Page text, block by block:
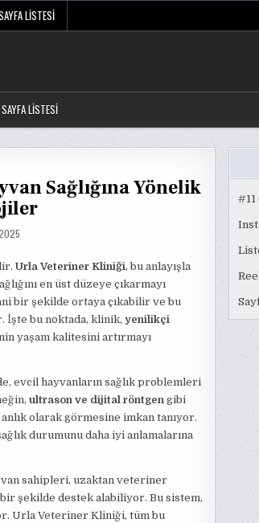
LISTESI
SAYFA LISTESI
Sağlığına Yönelik
Urla Veteriner Kliniği, bu anlayışla
en üst düzeye çıkarmayı
bir şekilde ortaya çıkabilir ve bu
İşte bu noktada, klinik, yenilikçi
yaşam kalitesini artırmayı
evcil hayvanların sağlık problemleri
ultrason ve dijital röntgengibi
olarak görmesine imkan tanıyor.
durumunu daha iyi anlamalarına
sahipleri, uzaktan veteriner
şekilde destek alabiliyor. Bu sistem,
Urla Veteriner Kliniği, tüm bu
#11